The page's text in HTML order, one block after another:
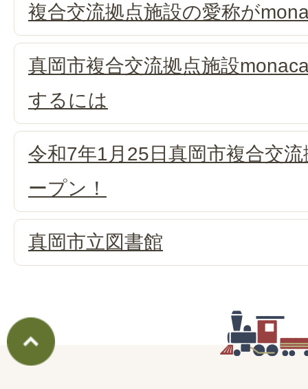
複合交流拠点施設の愛称が
真岡市複合交流拠点施設
するには
令和7年1月25日真岡市複合交
ープン！
真岡市立図書館